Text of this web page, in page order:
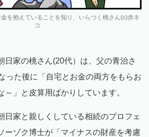
を抱えていることを知り、いらつく桃さん(c)赤ネ
コ
日家の桃さん(20代）は、父の青治さ
った後に「自宅とお金の両方をもらお
～」と皮算用ばかりしています。
日家と親しくしている相続のプロフェ
ーゾク博士が「マイナスの財産を考慮